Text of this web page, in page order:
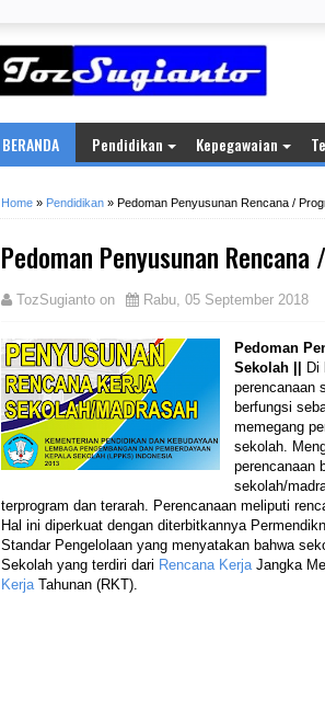
BERANDA Pendidikan Kepegawaian
Home » Pendidikan » Pedoman Penyusunan Rencana /
Pedoman Penyusunan
TozSugianto on Rabu, 05 September 2018
Pedoman
Sekolah ||
Di
perencanaan
berfungsi
memegang
sekolah.
perencanaan
sekolah/
terprogram dan terarah. Perencanaan meliputi
Hal ini diperkuat dengan diterbitkannya
Standar Pengelolaan yang menyatakan bahwa
Sekolah yang terdiri dari Rencana KerjaJangka
KerjaTahunan (RKT).